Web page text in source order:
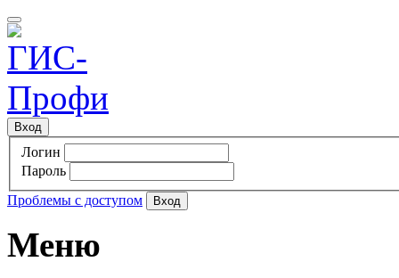
Вход
Логин
Пароль
Проблемы с доступом
Меню